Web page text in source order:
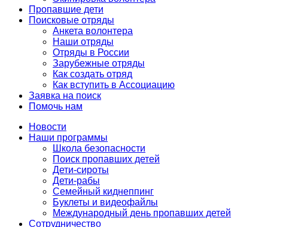
Пропавшие дети
Поисковые отряды
Анкета волонтера
Наши отряды
Отряды в России
Зарубежные отряды
Как создать отряд
Как вступить в Ассоциацию
Заявка на поиск
Помочь нам
Новости
Наши программы
Школа безопасности
Поиск пропавших детей
Дети-сироты
Дети-рабы
Семейный киднеппинг
Буклеты и видеофайлы
Международный день пропавших детей
Сотрудничество